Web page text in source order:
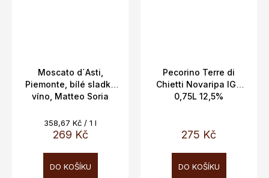
Moscato d´Asti,
Piemonte, bílé sladké
víno, Matteo Soria
269 Kč
Měrná
cena:
358,67 Kč / 1 l
DO KOŠÍKU
Pecorino Terre di
Chietti Novaripa IGT
0,75L 12,5%
275 Kč
DO KOŠÍKU